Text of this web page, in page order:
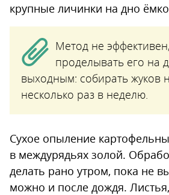
крупные личинки на дно
Метод не
проделывать его на
выходным: собирать жуков
несколько раз в неделю.
Сухое опыление
в междурядьях золой.
делать рано утром, пока не
можно и после дождя.